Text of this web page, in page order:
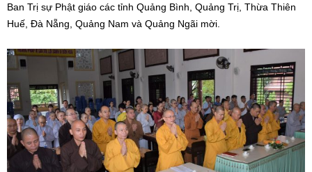
Ban Trị sự Phật giáo các tỉnh Quảng Bình, Quảng Trị, Thừa Thiên
Huế, Đà Nẵng, Quảng Nam và Quảng Ngãi mời.